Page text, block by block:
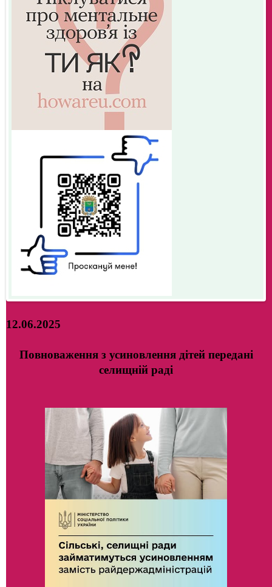
12.06.2025
Повноваження з усиновлення дітей передані
селищній раді